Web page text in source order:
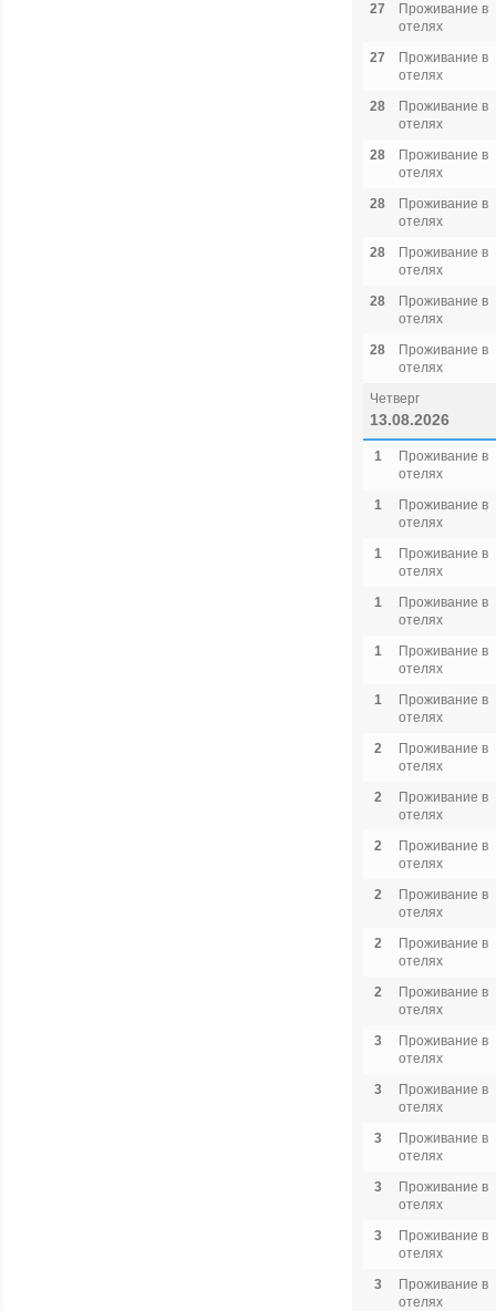
27
Проживание в
отелях
27
Проживание в
отелях
28
Проживание в
отелях
28
Проживание в
отелях
28
Проживание в
отелях
28
Проживание в
отелях
28
Проживание в
отелях
28
Проживание в
отелях
Четверг
13.08.2026
1
Проживание в
отелях
1
Проживание в
отелях
1
Проживание в
отелях
1
Проживание в
отелях
1
Проживание в
отелях
1
Проживание в
отелях
2
Проживание в
отелях
2
Проживание в
отелях
2
Проживание в
отелях
2
Проживание в
отелях
2
Проживание в
отелях
2
Проживание в
отелях
3
Проживание в
отелях
3
Проживание в
отелях
3
Проживание в
отелях
3
Проживание в
отелях
3
Проживание в
отелях
3
Проживание в
отелях